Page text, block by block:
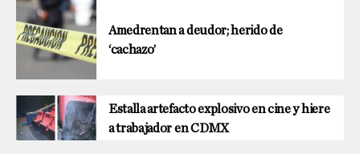
Amedrentan a deudor; herido de
‘cachazo’
Estalla artefacto explosivo en cine y hiere
a trabajador en CDMX